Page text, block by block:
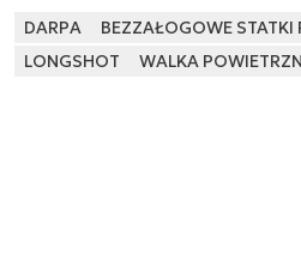
DARPA
BEZZAŁOGOWE STATKI
LONGSHOT
WALKA